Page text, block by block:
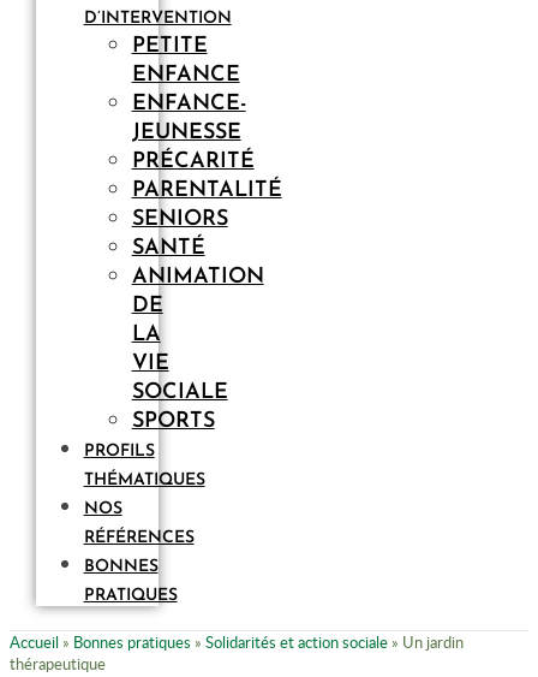
D’INTERVENTION
PETITE
ENFANCE
ENFANCE-
JEUNESSE
PRÉCARITÉ
PARENTALITÉ
SENIORS
SANTÉ
ANIMATION
DE
LA
VIE
SOCIALE
SPORTS
PROFILS
THÉMATIQUES
NOS
RÉFÉRENCES
BONNES
PRATIQUES
Accueil » Bonnes pratiques » Solidarités et action sociale » Un jardin
thérapeutique